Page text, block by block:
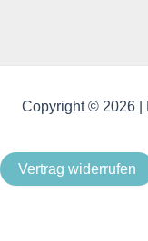
Copyright © 2026 |
Vertrag widerrufen